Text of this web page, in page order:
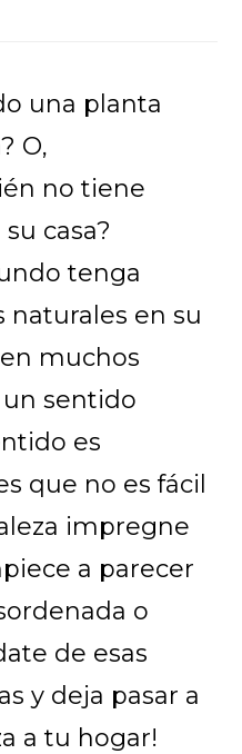
una planta
O,
no tiene
casa?
tenga
naturales en su
muchos
sentido
es
que no es fácil
impregne
a parecer
o
de esas
y deja pasar a
a tu hogar!